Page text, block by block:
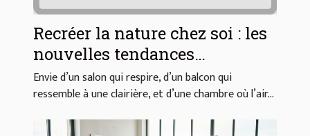
Recréer la nature chez soi : les
nouvelles tendances
végétalisées
Envie d’un salon qui respire, d’un balcon qui
ressemble à une clairière, et d’une chambre où l’air...